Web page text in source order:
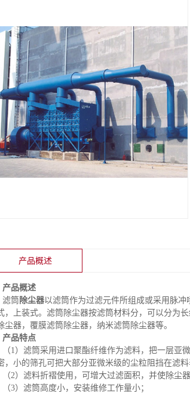
产品概述
产品概述
滤筒 除尘器以滤筒作为过滤元件所组成或采用脉
，上装式。滤筒除尘器按滤筒材料分，可以分为
尘器，覆膜滤筒除尘器，纳米滤筒除尘器等。
产品特点
（1）滤筒采用进口聚酯纤维作为滤料，把一层
，小的筛孔可把大部分亚微米级的尘粒阻挡在滤料
（2）滤料折褶使用，可增大过滤面积，并使除尘
（3）滤筒高度小，安装维修工作量小；